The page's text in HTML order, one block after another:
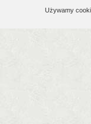
Używamy